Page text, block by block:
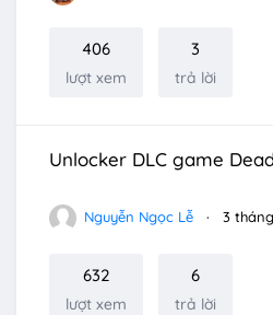
406
lượt xem
3
trả lời
Unlocker DLC game
Nguyễn Ngọc Lễ 3
632
lượt xem
6
trả lời